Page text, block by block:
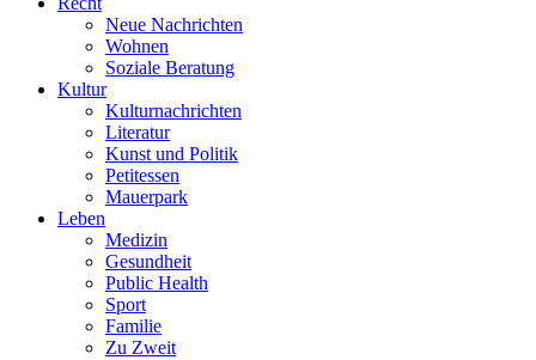
Neue Nachrichten
Wohnen
Soziale Beratung
Kultur
Kulturnachrichten
Literatur
Kunst und Politik
Petitessen
Mauerpark
Leben
Medizin
Gesundheit
Public Health
Sport
Familie
Zu Zweit